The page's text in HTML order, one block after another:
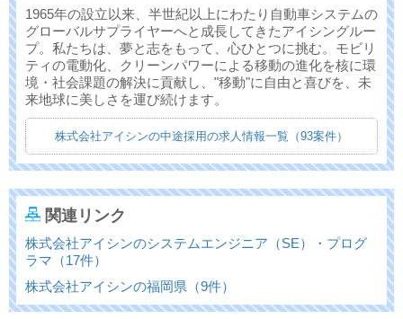
1965年の設立以来、半世紀以上にわたり自動車システムの
グローバルサプライヤーへと成長してきたアイシングルー
プ。私たちは、夢と志をもって、心ひとつに挑む。モビリ
ティの電動化、クリーンパワーによる移動の進化を核に環
境・社会課題の解決に貢献し、"移動"に自由と喜びを、未
来地球に美しさを運び続けます。
株式会社アイシンの中途採用の求人情報一覧（93案件）
関連リンク
株式会社アイシンのシステムエンジニア（SE）・プログ
ラマ（17件）
株式会社アイシンの福岡県（9件）